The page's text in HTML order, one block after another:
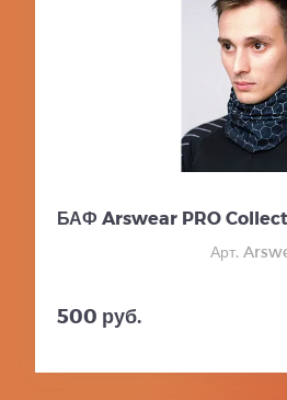
БАФ Arswear PRO
Арт.
500 руб.